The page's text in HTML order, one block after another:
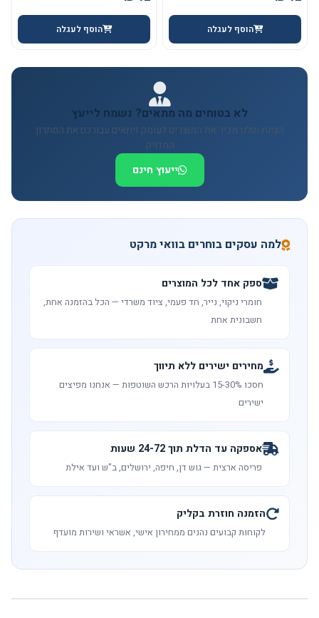
הוסף לעגלה הוסף לעגלה
לא בטוחים מה מתאים? נשמח לייעץ
הצוות שלנו מכיר את המוצרים לעומק ויתאים עבורכם את הפתרון
המדויק
ייעוץ חינם
למה עסקים בוחרים בוואי מרקט
ספק אחד לכל המוצרים
חומרי ניקוי, נייר, חד פעמי, ציוד משרדי — הכל בהזמנה אחת,
חשבונית אחת
מחירים ישירים ללא תיווך
חסכו 15-30% בעלויות הרכש השוטפות — אנחנו מפיצים
ישירים
אספקה עד הדלת תוך 24-72 שעות
פריסה ארצית — גוש דן, חיפה, ירושלים, ב"ש ועד אילת
הזמנה חוזרת בקליק
לקוחות קבועים נהנים ממחירון אישי, אשראי ושירות מועדף